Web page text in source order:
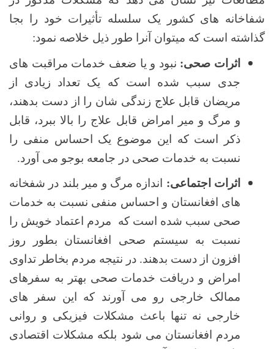
شفاخانه های کشور یک سلسله تأثیرات خود را بجا
گذاشته است که میتوان آنرا طور ذیل خلاصه نمود:
اثرات صحی: نبود و یا ضعف خدمات مراقبت های
جدی سبب شده است که یک تعداد زیادی از
مریضان قابل علاج زندگی شان را از دست بدهند،
و مرگ و میر امراض قابل علاج را بالا ببرد، قابل
ذکر است که این موضوع یک احساس منفی را
نسبت به خدمات صحی در جامعه بوجو می آورد.
اثرات اجتماعی: اندازه مرگ و میر بلند در شفخانه
های افغانستان و احساس منفی نسبت به خدمات
صحی سبب شده است که مردم اعتماد خویش را
نسبت به سیستم صحی افغانستان بطور روز
افزون از دست بدهند. در نتیجه مردم بخاطر تداوی
امراض و دریافت خدمات صحی بهتر به سفرهای
ممالک خارجی رو می آورند که این سفر های
خارجی نه تنها باعث مشکلات فیزیکی و روانی
مردم افغانستان می شود بلکه مشکلات اقتصادی